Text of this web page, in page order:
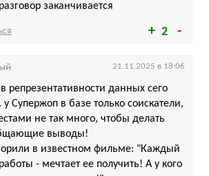
2
заканчивается
репрезентативности данных сего
у Супержоп в базе только соискатели,
не так много, чтобы делать
выводы!
в известном фильме: "Каждый
- мечтает ее получить! А у кого
21.11.2025 в 18:06